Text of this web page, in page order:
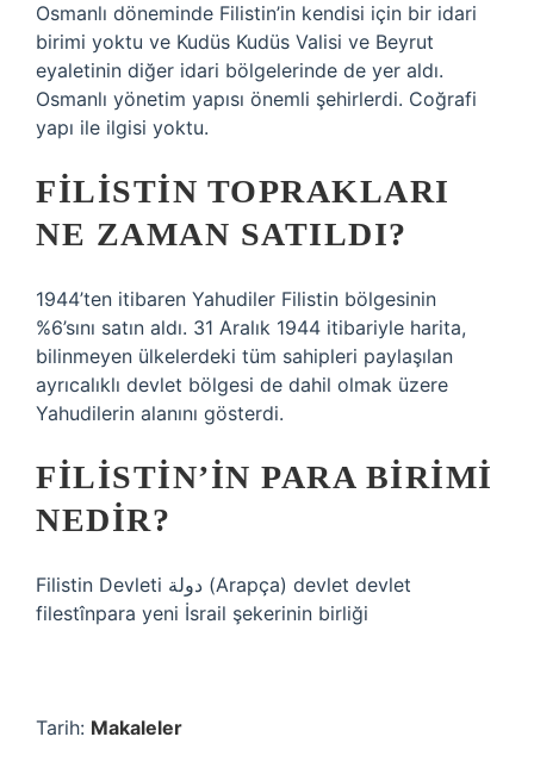
Osmanlı döneminde Filistin’in kendisi için bir idari
birimi yoktu ve Kudüs Kudüs Valisi ve Beyrut
eyaletinin diğer idari bölgelerinde de yer aldı.
Osmanlı yönetim yapısı önemli şehirlerdi. Coğrafi
yapı ile ilgisi yoktu.
FILISTIN TOPRAKLARI
NE ZAMAN SATILDI?
1944’ten itibaren Yahudiler Filistin bölgesinin
%6’sını satın aldı. 31 Aralık 1944 itibariyle harita,
bilinmeyen ülkelerdeki tüm sahipleri paylaşılan
ayrıcalıklı devlet bölgesi de dahil olmak üzere
Yahudilerin alanını gösterdi.
FILISTIN’IN PARA BIRIMI
NEDIR?
Filistin Devleti دولة (Arapça) devlet devlet
filestînpara yeni İsrail şekerinin birliği
Tarih: Makaleler